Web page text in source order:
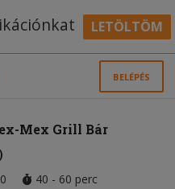
LETÖLTÖM
BELÉPÉS
Mex Grill Bár
40 - 60 perc